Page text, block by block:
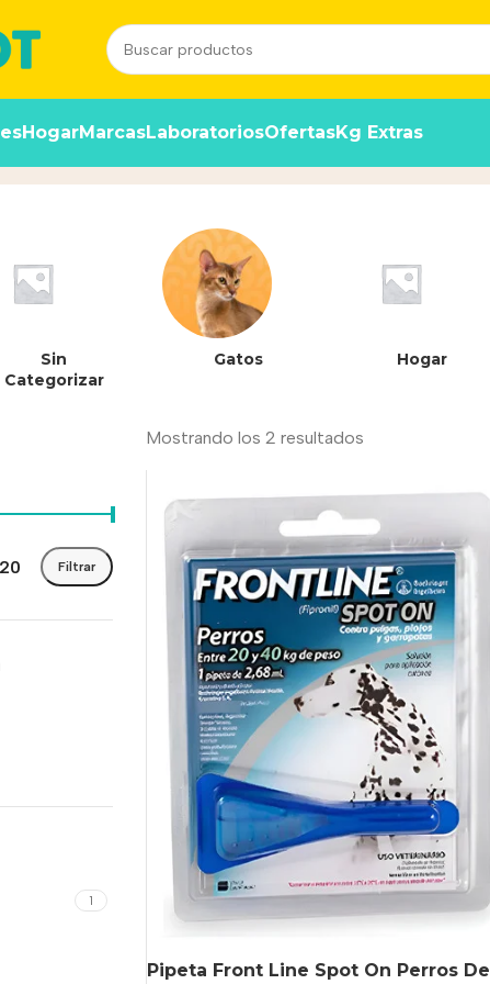
HogarMarcasLaboratoriosOfertasKg Extras
Sin
Categorizar
Gatos Hogar
Filtrar
1
Mostrando los 2 resultados
Pipeta Front Line Spot On Perros De